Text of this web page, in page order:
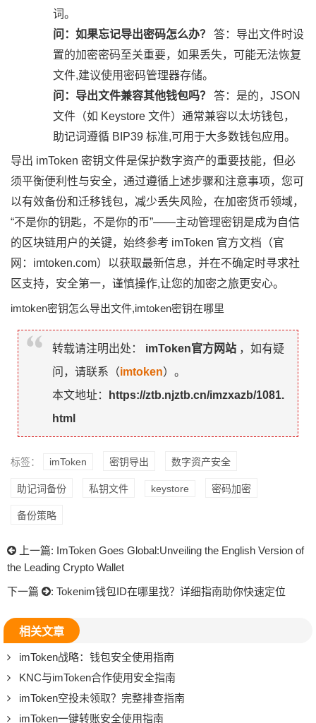
词。
问：如果忘记导出密码怎么办？
答：导出文件时设
置的加密密码至关重要，如果丢失，可能无法恢复
文件,建议使用密码管理器存储。
问：导出文件兼容其他钱包吗？
答：是的，JSON
文件（如 Keystore 文件）通常兼容以太坊钱包，
助记词遵循 BIP39 标准,可用于大多数钱包应用。
导出 imToken 密钥文件是保护数字资产的重要技能，但必
须平衡便利性与安全，通过遵循上述步骤和注意事项，您可
以有效备份和迁移钱包，减少丢失风险，在加密货币领域，
“不是你的钥匙，不是你的币”——主动管理密钥是成为自信
的区块链用户的关键，始终参考 imToken 官方文档（官
网：imtoken.com）以获取最新信息，并在不确定时寻求社
区支持，安全第一，谨慎操作,让您的加密之旅更安心。
imtoken密钥怎么导出文件,imtoken密钥在哪里
转载请注明出处： imToken官方网站 ，如有疑
问，请联系（imtoken）。
本文地址：
https://ztb.njztb.cn/imzxazb/1081.
html
标签： imToken 密钥导出 数字资产安全
助记词备份 私钥文件 keystore 密码加密
备份策略
上一篇: ImToken Goes Global:Unveiling the English Version of
the Leading Crypto Wallet
下一篇
: Tokenim钱包ID在哪里找？详细指南助你快速定位
相关文章
imToken战略：钱包安全使用指南
KNC与imToken合作使用安全指南
imToken空投未领取？完整排查指南
imToken一键转账安全使用指南